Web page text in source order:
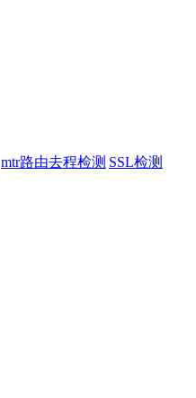
mtr路由去程检测 SSL检测